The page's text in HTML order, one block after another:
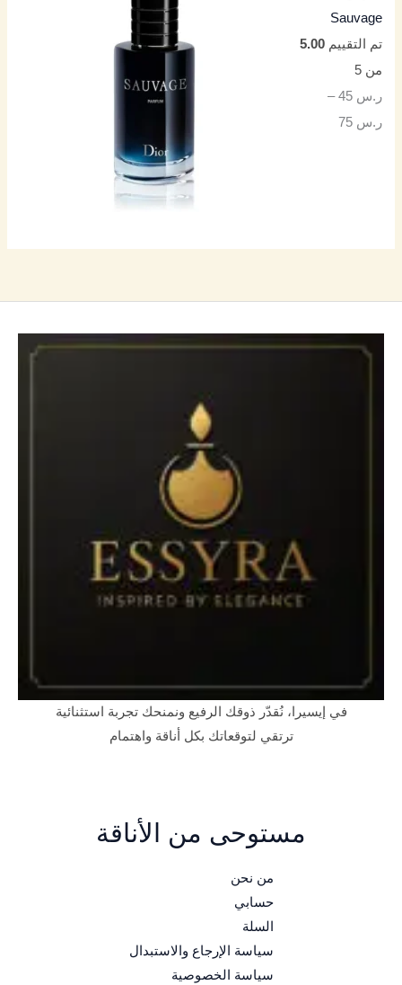
Sauvage
تم التقييم5.00
من 5
ر.س 45
–
ر.س 75
في إيسيرا، نُقدّر ذوقك الرفيع ونمنحك تجربة استثنائية
ترتقي لتوقعاتك بكل أناقة واهتمام
مستوحى من الأناقة
من نحن
حسابي
السلة
سياسة الإرجاع والاستبدال
سياسة الخصوصية